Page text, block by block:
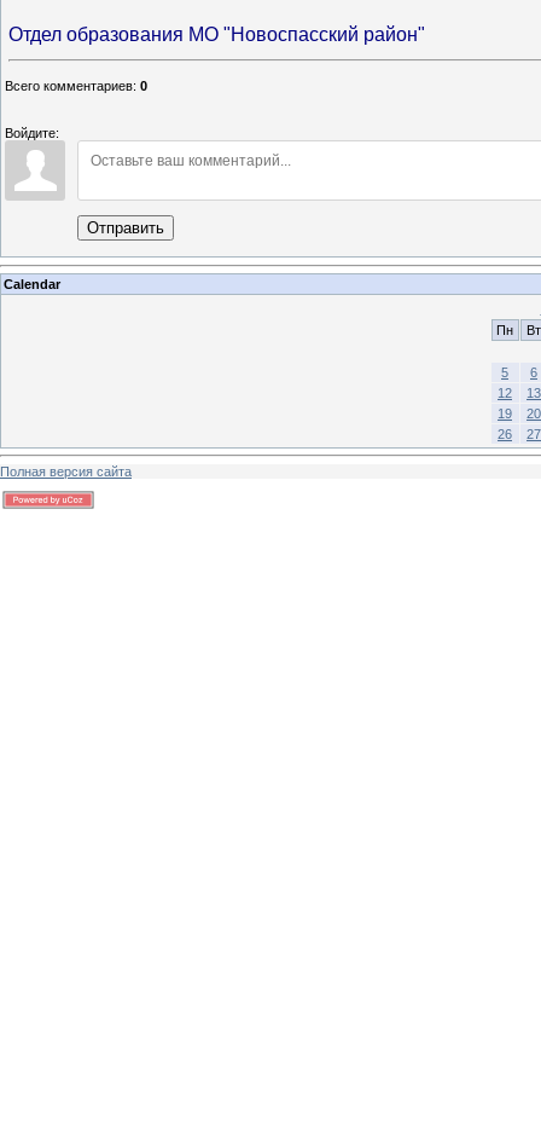
Отдел образования МО "Новоспасский район"
Всего комментариев: 0
Войдите:
Отправить
Calendar
Пн
Вт
5
6
12
13
19
20
26
27
Полная версия сайта